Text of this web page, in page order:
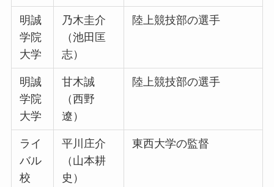
明誠
学院
大学
乃木圭介
（池田匡
志）
陸上競技部の選手
明誠
学院
大学
甘木誠
（西野
遼）
陸上競技部の選手
ライ
バル
校
平川庄介
（山本耕
史）
東西大学の監督